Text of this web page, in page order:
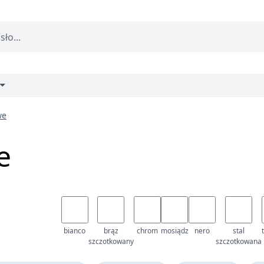
bianco
brąz
szczotkowany
chrom mosiądz nero
stal
szczotkowana